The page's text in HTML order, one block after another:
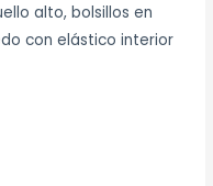
alto, bolsillos en
con elástico interior